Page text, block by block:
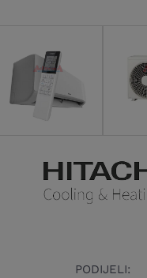
PODIJELI: